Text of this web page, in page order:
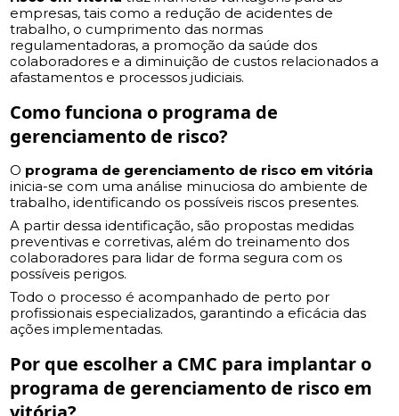
empresas, tais como a redução de acidentes de
trabalho, o cumprimento das normas
regulamentadoras, a promoção da saúde dos
colaboradores e a diminuição de custos relacionados a
afastamentos e processos judiciais.
Como funciona o programa de
gerenciamento de risco?
O programa de gerenciamento de risco em vitória
inicia-se com uma análise minuciosa do ambiente de
trabalho, identificando os possíveis riscos presentes.
A partir dessa identificação, são propostas medidas
preventivas e corretivas, além do treinamento dos
colaboradores para lidar de forma segura com os
possíveis perigos.
Todo o processo é acompanhado de perto por
profissionais especializados, garantindo a eficácia das
ações implementadas.
Por que escolher a CMC para implantar o
programa de gerenciamento de risco em